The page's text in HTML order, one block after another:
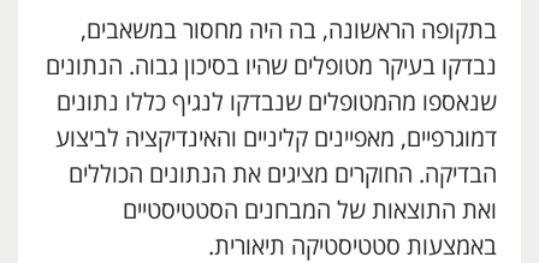
בתקופה הראשונה, בה היה מחסור במשאבים,
נבדקו בעיקר מטופלים שהיו בסיכון גבוה. הנתונים
שנאספו מהמטופלים שנבדקו לנגיף כללו נתונים
דמוגרפיים, מאפיינים קליניים והאינדיקציה לביצוע
הבדיקה. החוקרים מציגים את הנתונים הכוללים
ואת התוצאות של המבחנים הסטטיסטיים
באמצעות סטטיסטיקה תיאורית.